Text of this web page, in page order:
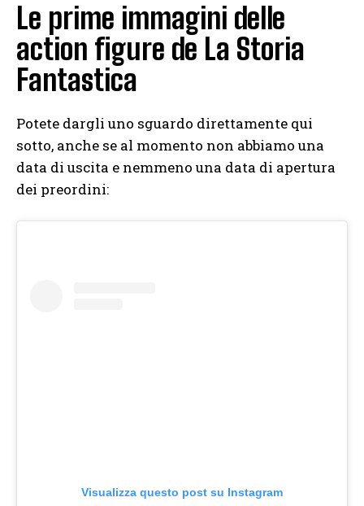
Le prime immagini delle
action figure de La Storia
Fantastica
Potete dargli uno sguardo direttamente qui
sotto, anche se al momento non abbiamo una
data di uscita e nemmeno una data di apertura
dei preordini:
Visualizza questo post su Instagram